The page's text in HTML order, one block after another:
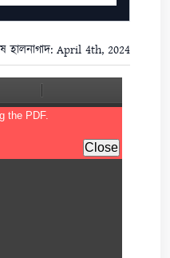
হালনাগাদ: April 4th, 2024